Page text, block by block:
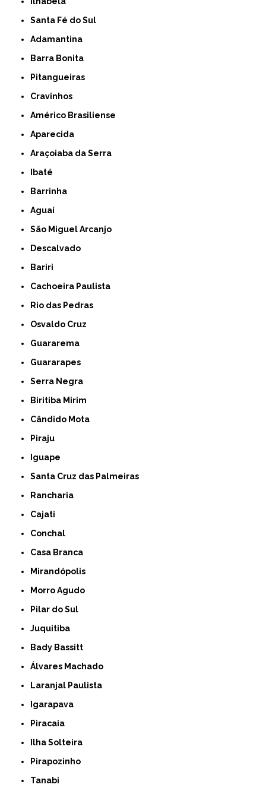
Santa Fé do Sul
Adamantina
Barra Bonita
Pitangueiras
Cravinhos
Américo Brasiliense
Aparecida
Araçoiaba da Serra
Ibaté
Barrinha
Aguaí
São Miguel Arcanjo
Descalvado
Bariri
Cachoeira Paulista
Rio das Pedras
Osvaldo Cruz
Guararema
Guararapes
Serra Negra
Biritiba Mirim
Cândido Mota
Piraju
Iguape
Santa Cruz das Palmeiras
Rancharia
Cajati
Conchal
Casa Branca
Mirandópolis
Morro Agudo
Pilar do Sul
Juquitiba
Bady Bassitt
Álvares Machado
Laranjal Paulista
Igarapava
Piracaia
Ilha Solteira
Pirapozinho
Tanabi